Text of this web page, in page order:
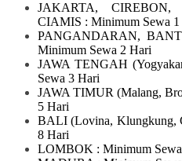
JAKARTA,
CIAMIS : Minimum Sewa
PANGANDARAN,
Minimum Sewa 2 Hari
JAWA TENGAH
Sewa 3 Hari
JAWA TIMUR(Malang,
5 Hari
BALI (Lovina, Klungkung,
8 Hari
LOMBOK : Minimum